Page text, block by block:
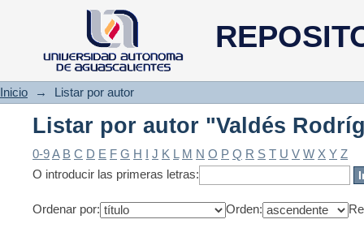
Listar por autor "Valdés
Inicio → Listar por autor
Listar por autor "Valdés
0-9A B C D E F G H I J K L M N O P Q R S T U V W X Y Z
O introducir las primeras letras:
Ordenar por: Orden: